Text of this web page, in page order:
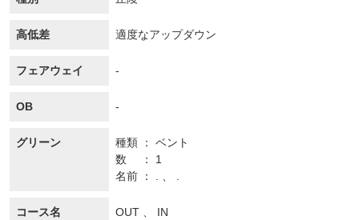
高低差 適度なアップダウン
フェアウェイ -
OB -
グリーン 種類
ベント
数
1
名前
. 、 .
コース名 OUT 、 IN